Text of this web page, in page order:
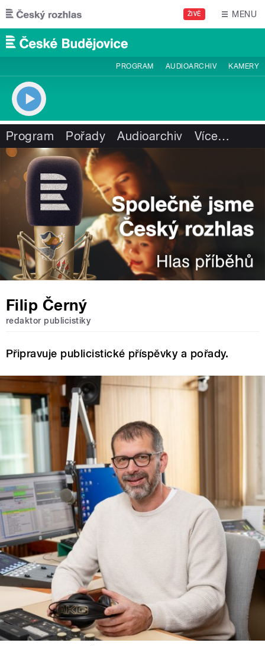
Přejít k hlavnímu obsahu
ŽIVĚ MENU
PROGRAM AUDIOARCHIV KAMERY
Program Pořady Audioarchiv Více…
Filip Černý
redaktor publicistiky
Připravuje publicistické příspěvky a pořady.